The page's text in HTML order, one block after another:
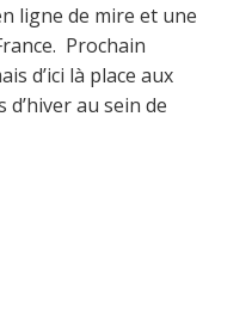
ligne de mire et une
Prochain
d’ici là place aux
au sein de